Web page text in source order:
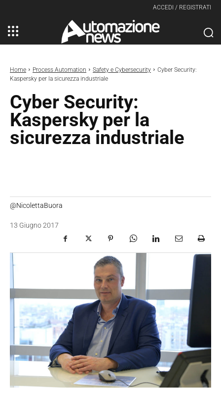
ACCEDI / REGISTRATI
Home Process Automation Safety e Cybersecurity
Cyber Security:
Kaspersky per la sicurezza industriale
Cyber Security:
Kaspersky per la
sicurezza industriale
@NicolettaBuora
13 Giugno 2017